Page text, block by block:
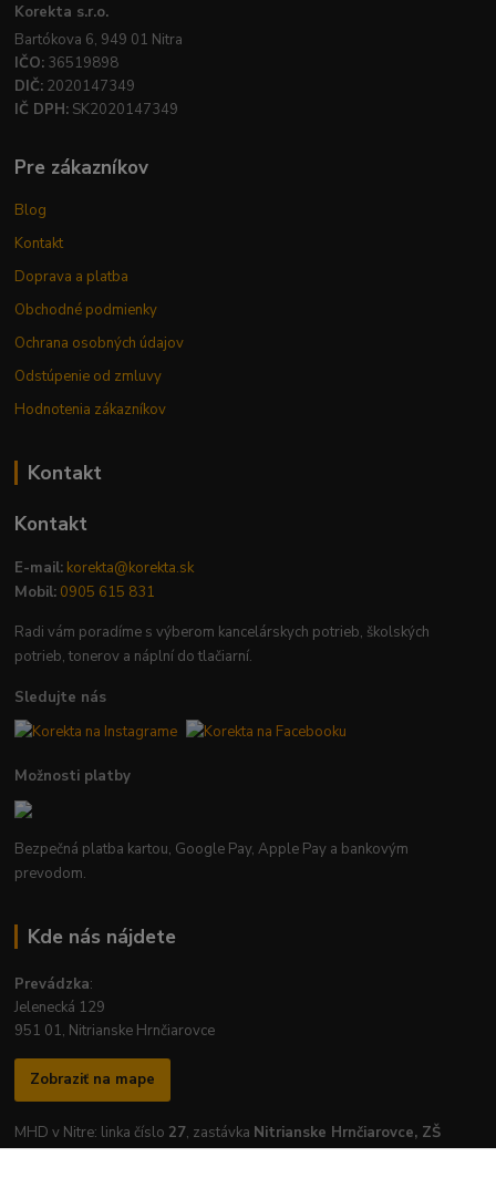
Korekta s.r.o.
Bartókova 6, 949 01 Nitra
IČO: 36519898
DIČ: 2020147349
IČ DPH: SK2020147349
Pre zákazníkov
Blog
Kontakt
Doprava a platba
Obchodné podmienky
Ochrana osobných údajov
Odstúpenie od zmluvy
Hodnotenia zákazníkov
Kontakt
Kontakt
E-mail: korekta@korekta.sk
Mobil: 0905 615 831
Radi vám poradíme s výberom kancelárskych potrieb, školských
potrieb, tonerov a náplní do tlačiarní.
Sledujte nás
Možnosti platby
Bezpečná platba kartou, Google Pay, Apple Pay a bankovým
prevodom.
Kde nás nájdete
Prevádzka:
Jelenecká 129
951 01, Nitrianske Hrnčiarovce
Zobraziť na mape
MHD v Nitre: linka číslo 27, zastávka Nitrianske Hrnčiarovce, ZŠ